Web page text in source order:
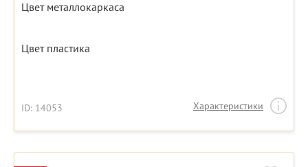
Цвет металлокаркаса
Цвет пластика
ID: 14053 Характеристики